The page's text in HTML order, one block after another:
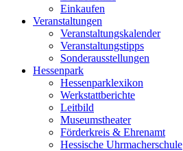
Einkaufen
Veranstaltungen
Veranstaltungskalender
Veranstaltungstipps
Sonderausstellungen
Hessenpark
Hessenparklexikon
Werkstattberichte
Leitbild
Museumstheater
Förderkreis & Ehrenamt
Hessische Uhrmacherschule